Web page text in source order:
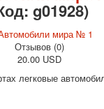
g01928)
Отзывов (0)
20.00 USD
легковые